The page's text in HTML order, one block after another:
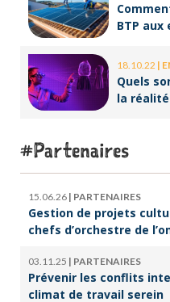
BTP
18.10.22 |
Quels
la
Partenaires
15.06.26 | PARTENAIRES
Gestion de projets
chefs d’orchestre de
03.11.25 | PARTENAIRES
Prévenir les conflits
climat de travail serein